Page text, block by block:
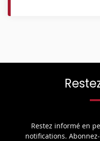
Restez informé en
notifications.